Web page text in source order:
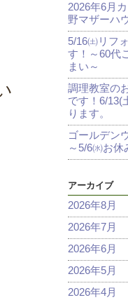
2026年6月
野マザーハ
5/16㈯リフ
す！～60代
まい～
調理教室の
です！6/13(
ります。
ゴールデン
～5/6㈬お休
アーカイブ
2026年8月
2026年7月
2026年6月
2026年5月
2026年4月